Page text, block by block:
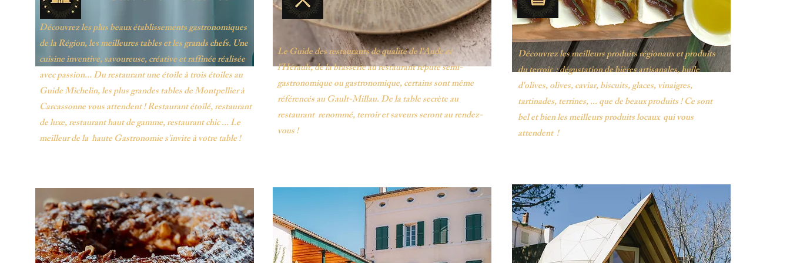
Découvrez les plus beaux établissements gastronomiques
de la Région, les meilleures tables et les grands chefs. Une
cuisine inventive, savoureuse, créative et raffinée réalisée
avec passion... Du restaurant une étoile à trois étoiles au
Guide Michelin, les plus grandes tables de Montpellier à
Carcassonne vous attendent ! Restaurant étoilé, restaurant
de luxe, restaurant haut de gamme, restaurant chic ... Le
meilleur de la haute Gastronomie s'invite à votre table !
Le Guide des restaurants de qualité de l'Aude et
l'Hérault, de la brasserie au restaurant réputé semi-
gastronomique ou gastronomique, certains sont même
référencés au Gault-Millau. De la table secrète au
restaurant renommé, terroir et saveurs seront au rendez-
vous !
Découvrez les meilleurs produits régionaux et produits
du terroir : dégustation de bières artisanales, huile
d'olives, olives, caviar, biscuits, glaces, vinaigres,
tartinades, terrines, ... que de beaux produits ! Ce sont
bel et bien les meilleurs produits locaux qui vous
attendent !